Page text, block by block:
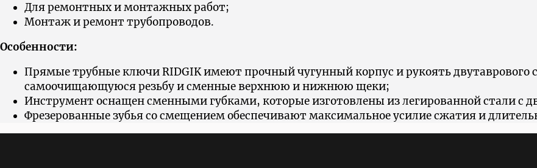
Для ремонтных и монтажных работ;
Монтаж и ремонт трубопроводов.
Особенности:
Прямые трубные ключи RIDGIK имеют прочный чугунный корпус и рукоять двутаврового
самоочищающуюся резьбу и сменные верхнюю и нижнюю щеки;
Инструмент оснащен сменными губками, которые изготовлены из легированной стали с
Фрезерованные зубья со смещением обеспечивают максимальное усилие сжатия и